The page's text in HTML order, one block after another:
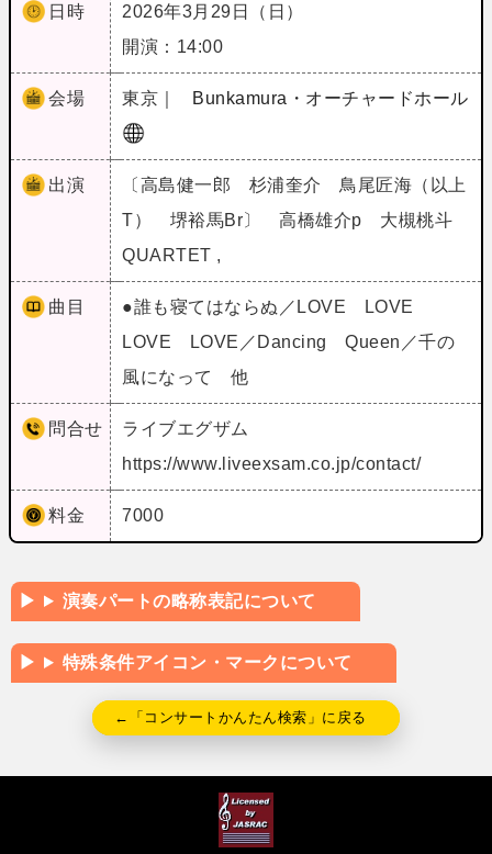
日時
2026年3月29日（日）
開演：14:00
会場 東京｜ Bunkamura・オーチャードホール
出演
〔高島健一郎 杉浦奎介 鳥尾匠海（以上
T） 堺裕馬Br〕 高橋雄介p 大槻桃斗
QUARTET ,
曲目
●誰も寝てはならぬ／LOVE LOVE
LOVE LOVE／Dancing Queen／千の
風になって 他
問合せ
ライブエグザム
https://www.liveexsam.co.jp/contact/
料金 7000
演奏パートの略称表記について
特殊条件アイコン・マークについて
←「コンサートかんたん検索」に戻る